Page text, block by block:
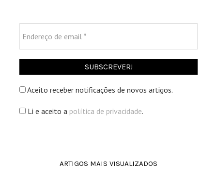
de
email
*
Aceito receber notificações de novos artigos.
Li e aceito a política de privacidade.
ARTIGOS MAIS VISUALIZADOS